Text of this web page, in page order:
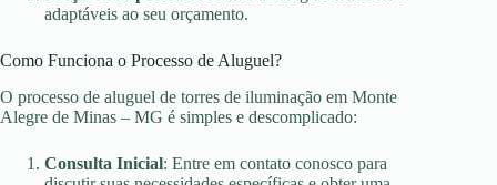
adaptáveis ao seu orçamento.
Como Funciona o Processo de Aluguel?
O processo de aluguel de torres de iluminação em Monte
Alegre de Minas – MG é simples e descomplicado:
Consulta Inicial: Entre em contato conosco para